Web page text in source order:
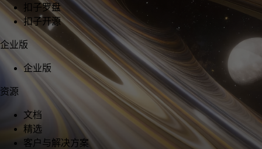
扣子罗盘
扣子开源
企业版
企业版
资源
文档
精选
客户与解决方案